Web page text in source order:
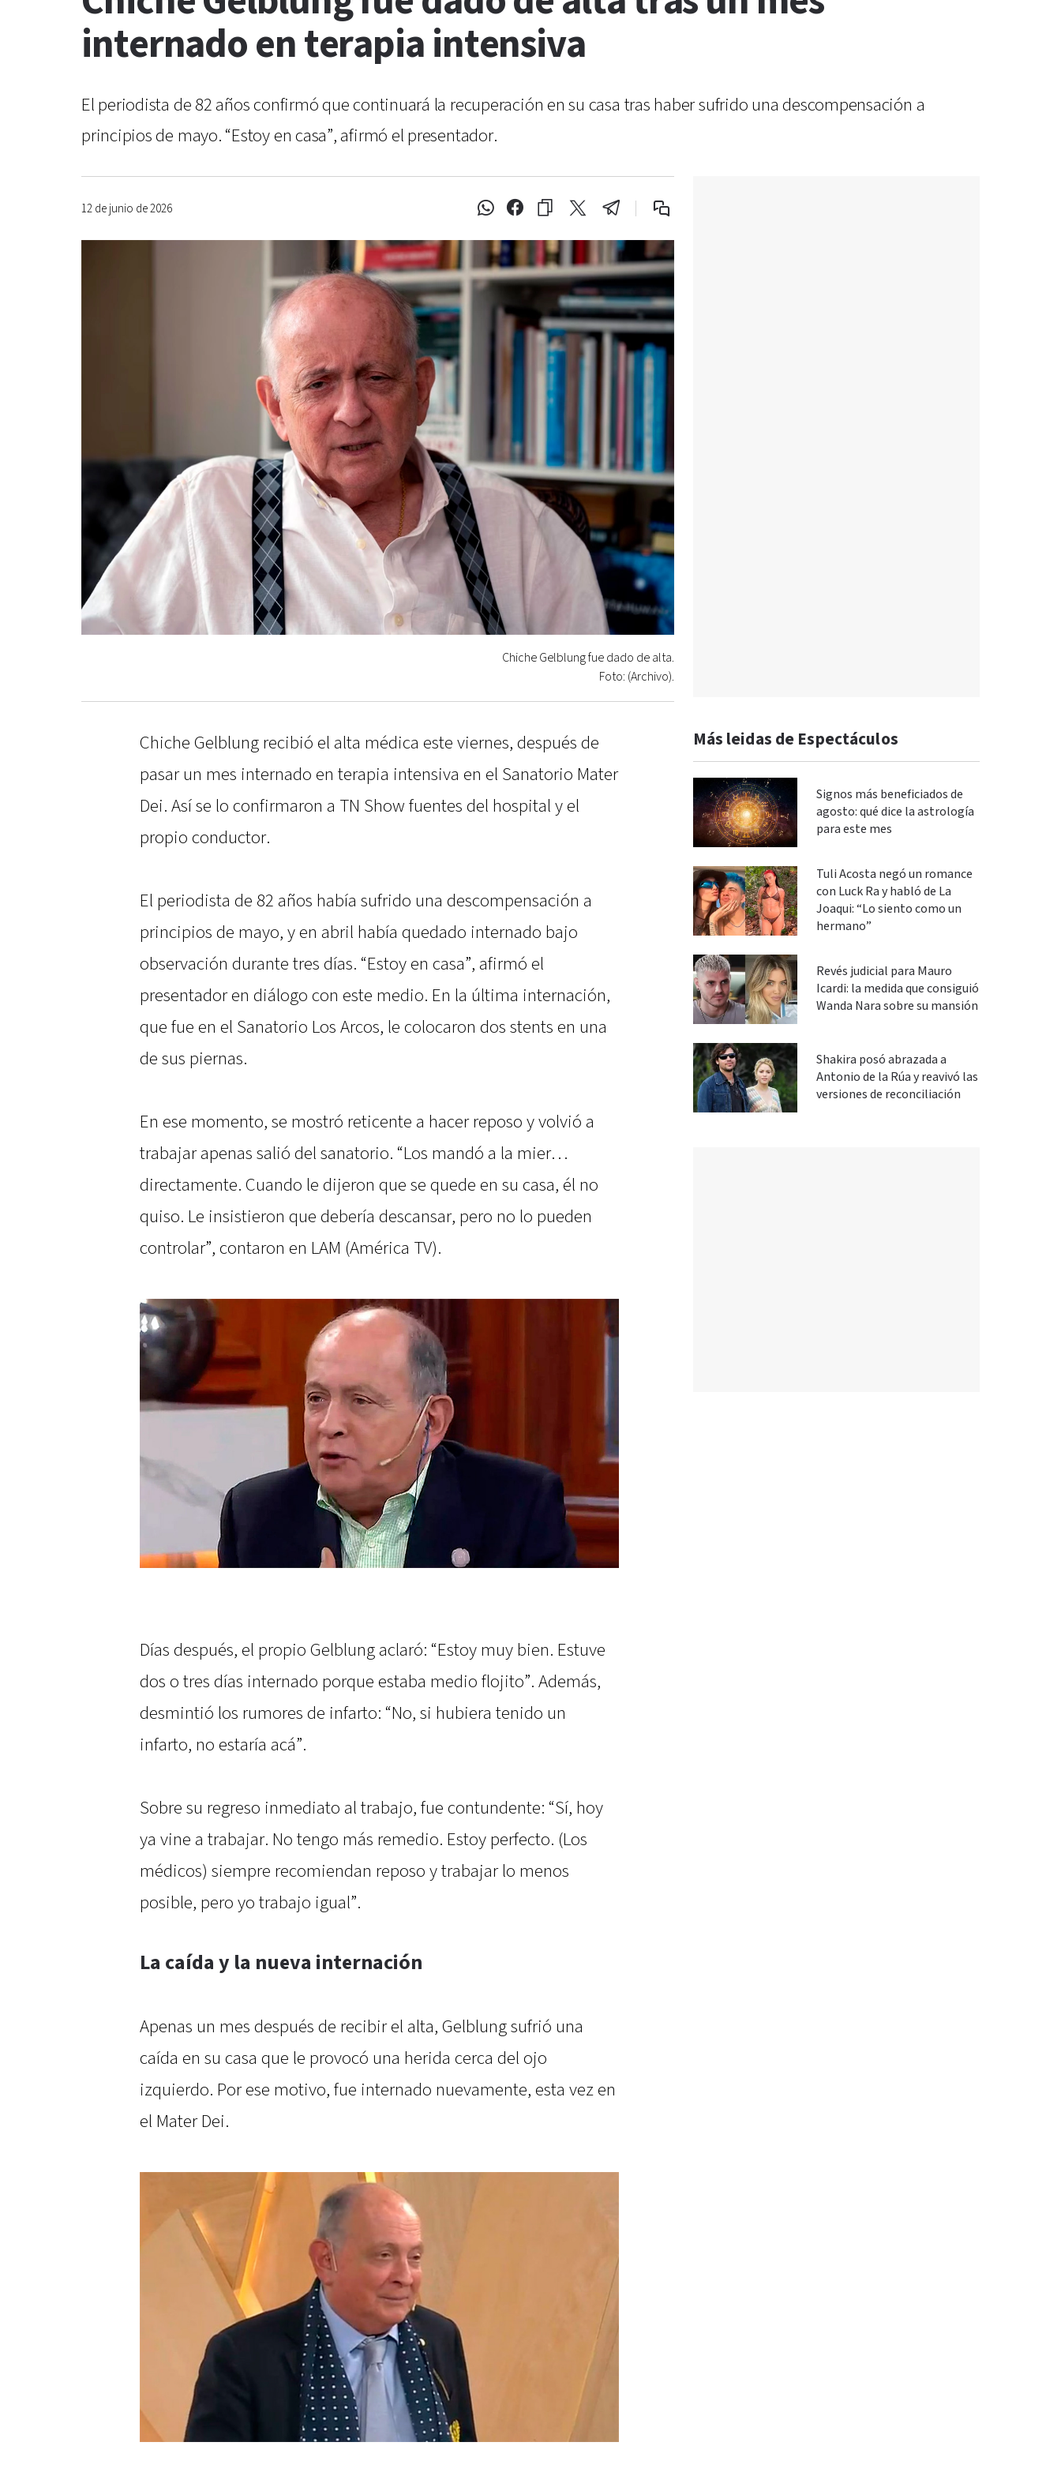
internado en terapia intensiva
El periodista de 82 años confirmó que continuará la recuperación en su casa tras haber sufrido una descompensación a
principios de mayo. “Estoy en casa”, afirmó el presentador.
12 de junio de 2026
Chiche Gelblung fue dado de alta.
Foto: (Archivo).
Chiche Gelblung recibió el alta médica este viernes, después de
pasar un mes internado en terapia intensiva en el Sanatorio Mater
Dei. Así se lo confirmaron a TN Show fuentes del hospital y el
propio conductor.
El periodista de 82 años había sufrido una descompensación a
principios de mayo, y en abril había quedado internado bajo
observación durante tres días. “Estoy en casa”, afirmó el
presentador en diálogo con este medio. En la última internación,
que fue en el Sanatorio Los Arcos, le colocaron dos stents en una
de sus piernas.
En ese momento, se mostró reticente a hacer reposo y volvió a
trabajar apenas salió del sanatorio. “Los mandó a la mier…
directamente. Cuando le dijeron que se quede en su casa, él no
quiso. Le insistieron que debería descansar, pero no lo pueden
controlar”, contaron en LAM (América TV).
Días después, el propio Gelblung aclaró: “Estoy muy bien. Estuve
dos o tres días internado porque estaba medio flojito”. Además,
desmintió los rumores de infarto: “No, si hubiera tenido un
infarto, no estaría acá”.
Sobre su regreso inmediato al trabajo, fue contundente: “Sí, hoy
ya vine a trabajar. No tengo más remedio. Estoy perfecto. (Los
médicos) siempre recomiendan reposo y trabajar lo menos
posible, pero yo trabajo igual”.
La caída y la nueva internación
Apenas un mes después de recibir el alta, Gelblung sufrió una
caída en su casa que le provocó una herida cerca del ojo
izquierdo. Por ese motivo, fue internado nuevamente, esta vez en
el Mater Dei.
Más leidas de Espectáculos
Signos más beneficiados de
agosto: qué dice la astrología
para este mes
Tuli Acosta negó un romance
con Luck Ra y habló de La
Joaqui: “Lo siento como un
hermano”
Revés judicial para Mauro
Icardi: la medida que consiguió
Wanda Nara sobre su mansión
Shakira posó abrazada a
Antonio de la Rúa y reavivó las
versiones de reconciliación